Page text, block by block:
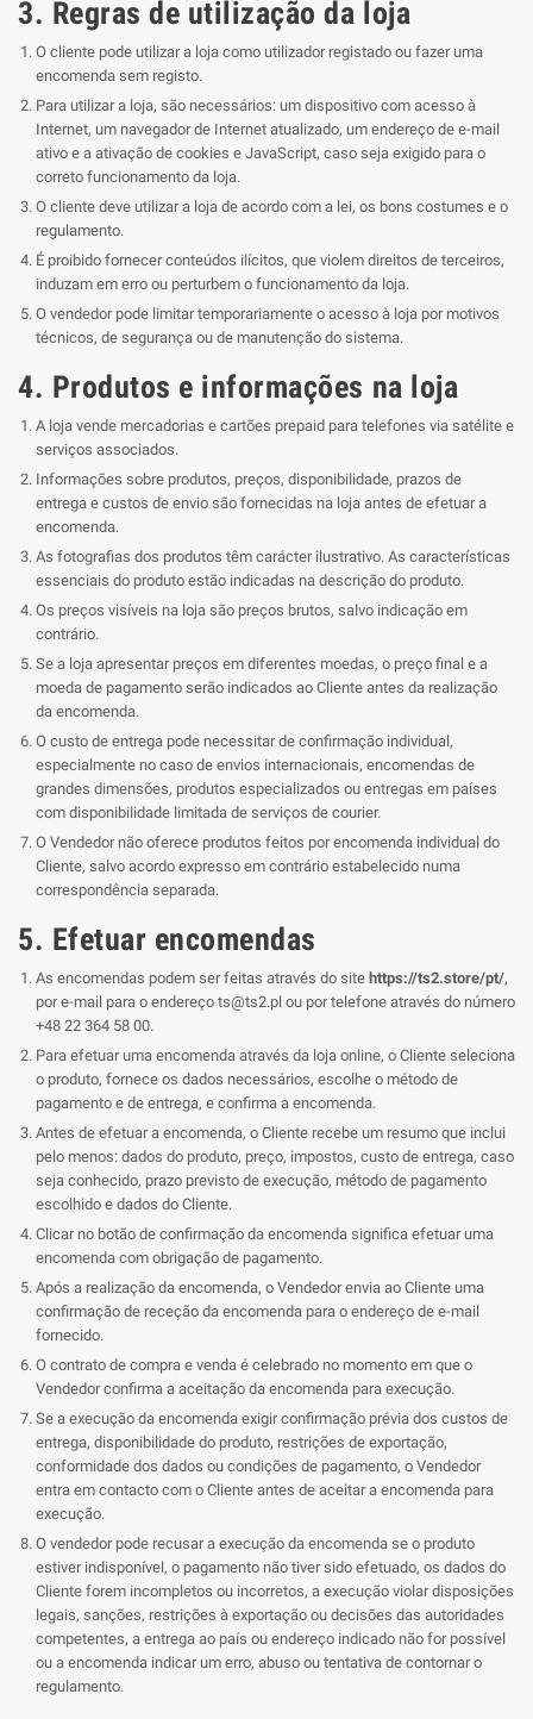
3. Regras de utilização da loja
O cliente pode utilizar a loja como utilizador registado ou fazer uma
encomenda sem registo.
Para utilizar a loja, são necessários: um dispositivo com acesso à
Internet, um navegador de Internet atualizado, um endereço de e-mail
ativo e a ativação de cookies e JavaScript, caso seja exigido para o
correto funcionamento da loja.
O cliente deve utilizar a loja de acordo com a lei, os bons costumes e o
regulamento.
É proibido fornecer conteúdos ilícitos, que violem direitos de terceiros,
induzam em erro ou perturbem o funcionamento da loja.
O vendedor pode limitar temporariamente o acesso à loja por motivos
técnicos, de segurança ou de manutenção do sistema.
4. Produtos e informações na loja
A loja vende mercadorias e cartões prepaid para telefones via satélite e
serviços associados.
Informações sobre produtos, preços, disponibilidade, prazos de
entrega e custos de envio são fornecidas na loja antes de efetuar a
encomenda.
As fotografias dos produtos têm carácter ilustrativo. As características
essenciais do produto estão indicadas na descrição do produto.
Os preços visíveis na loja são preços brutos, salvo indicação em
contrário.
Se a loja apresentar preços em diferentes moedas, o preço final e a
moeda de pagamento serão indicados ao Cliente antes da realização
da encomenda.
O custo de entrega pode necessitar de confirmação individual,
especialmente no caso de envios internacionais, encomendas de
grandes dimensões, produtos especializados ou entregas em países
com disponibilidade limitada de serviços de courier.
O Vendedor não oferece produtos feitos por encomenda individual do
Cliente, salvo acordo expresso em contrário estabelecido numa
correspondência separada.
5. Efetuar encomendas
As encomendas podem ser feitas através do site https://ts2.store/pt/,
por e-mail para o endereço ts@ts2.pl ou por telefone através do número
+48 22 364 58 00.
Para efetuar uma encomenda através da loja online, o Cliente seleciona
o produto, fornece os dados necessários, escolhe o método de
pagamento e de entrega, e confirma a encomenda.
Antes de efetuar a encomenda, o Cliente recebe um resumo que inclui
pelo menos: dados do produto, preço, impostos, custo de entrega, caso
seja conhecido, prazo previsto de execução, método de pagamento
escolhido e dados do Cliente.
Clicar no botão de confirmação da encomenda significa efetuar uma
encomenda com obrigação de pagamento.
Após a realização da encomenda, o Vendedor envia ao Cliente uma
confirmação de receção da encomenda para o endereço de e-mail
fornecido.
O contrato de compra e venda é celebrado no momento em que o
Vendedor confirma a aceitação da encomenda para execução.
Se a execução da encomenda exigir confirmação prévia dos custos de
entrega, disponibilidade do produto, restrições de exportação,
conformidade dos dados ou condições de pagamento, o Vendedor
entra em contacto com o Cliente antes de aceitar a encomenda para
execução.
O vendedor pode recusar a execução da encomenda se o produto
estiver indisponível, o pagamento não tiver sido efetuado, os dados do
Cliente forem incompletos ou incorretos, a execução violar disposições
legais, sanções, restrições à exportação ou decisões das autoridades
competentes, a entrega ao país ou endereço indicado não for possível
ou a encomenda indicar um erro, abuso ou tentativa de contornar o
regulamento.